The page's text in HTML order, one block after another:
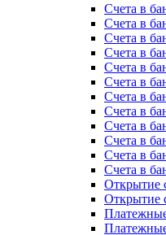
Счета в
Счета в
Счета в
Счета в
Счета в
Счета в
Счета в
Счета в
Счета в
Счета в
Счета в
Счета в
Открытие
Открытие